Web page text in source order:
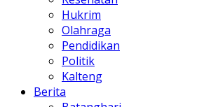
Hukrim
Olahraga
Pendidikan
Politik
Kalteng
Berita